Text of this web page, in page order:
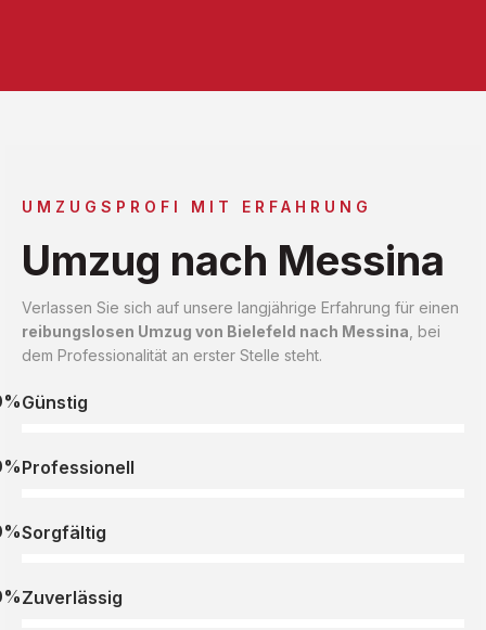
UMZUGSPROFI MIT ERFAHRUNG
Umzug nach Messina
Verlassen Sie sich auf unsere langjährige Erfahrung für einen
reibungslosen Umzug von Bielefeld nach Messina , bei
dem Professionalität an erster Stelle steht.
Günstig
Professionell
Sorgfältig
Zuverlässig